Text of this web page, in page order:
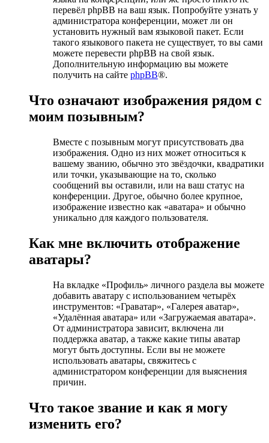
перевёл phpBB на ваш язык. Попробуйте узнать у
администратора конференции, может ли он
установить нужный вам языковой пакет. Если
такого языкового пакета не существует, то вы сами
можете перевести phpBB на свой язык.
Дополнительную информацию вы можете
получить на сайте phpBB®.
Что означают изображения рядом с
моим позывным?
Вместе с позывным могут присутствовать два
изображения. Одно из них может относиться к
вашему званию, обычно это звёздочки, квадратики
или точки, указывающие на то, сколько
сообщений вы оставили, или на ваш статус на
конференции. Другое, обычно более крупное,
изображение известно как «аватара» и обычно
уникально для каждого пользователя.
Как мне включить отображение
аватары?
На вкладке «Профиль» личного раздела вы можете
добавить аватару с использованием четырёх
инструментов: «Граватар», «Галерея аватар»,
«Удалённая аватара» или «Загружаемая аватара».
От администратора зависит, включена ли
поддержка аватар, а также какие типы аватар
могут быть доступны. Если вы не можете
использовать аватары, свяжитесь с
администратором конференции для выяснения
причин.
Что такое звание и как я могу
изменить его?